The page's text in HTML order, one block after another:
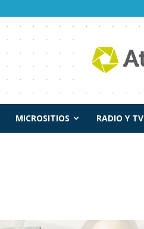
MICROSITIOS RADIO Y TV